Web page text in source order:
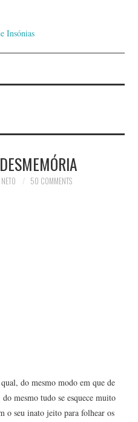
50 COMMENTS
do mesmo modo em que de
mesmo tudo se esquece muito
o seu inato jeito para folhear os